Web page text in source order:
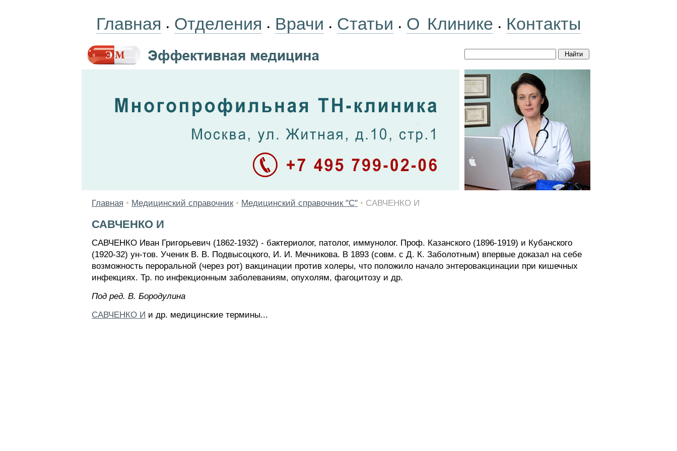
Главная • Отделения • Врачи • Статьи • О Клинике • Контакты
Главная • Медицинский справочник • Медицинский справочник "С" • САВЧЕНКО И
САВЧЕНКО И
САВЧЕНКО Иван Григорьевич (1862-1932) - бактериолог, патолог, иммунолог. Проф. Казанского (1896-1919) и Кубанского
(1920-32) ун-тов. Ученик В. В. Подвысоцкого, И. И. Мечникова. В 1893 (совм. с Д. К. Заболотным) впервые доказал на себе
возможность пероральной (через рот) вакцинации против холеры, что положило начало энтеровакцинации при кишечных
инфекциях. Тр. по инфекционным заболеваниям, опухолям, фагоцитозу и др.
Пoд peд. B. Бopoдyлинa
САВЧЕНКО И и др. медицинские термины...